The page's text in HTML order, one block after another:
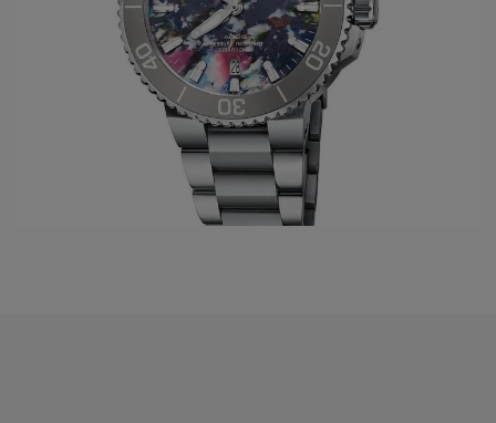
INNOVATIEF EN OPRECHT
Oris streeft er voortdurend naar om betere horloges te
maken die mooie, innovatieve functies en geavanceerde
prestatieniveaus bieden. De in eigen huis ontwikkelde
Calibre 400-serie Swiss Made-automaten belooft
bijvoorbeeld een gangreserve van vijf dagen,
antimagnetisme en een garantie van 10 jaar en aanbevolen